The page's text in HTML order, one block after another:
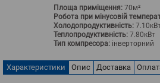
Площа приміщення:70м²
Робота при мінусовій
Холодопродуктивність:
Теплопродуктивність:7.80кВт
Тип компресора:інверторний
Характеристики Опис Доставка